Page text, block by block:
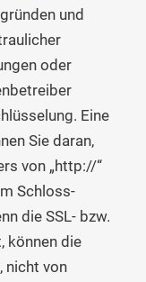
und
oder
Eine
Sie daran,
von „http://“
Schloss-
die SSL- bzw.
können die
nicht von